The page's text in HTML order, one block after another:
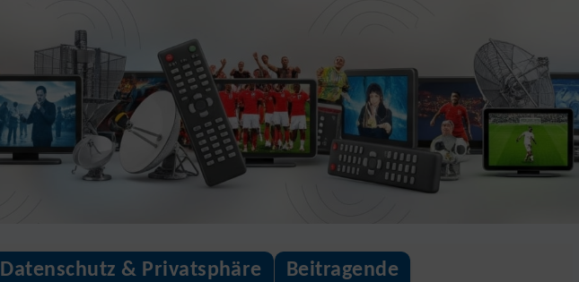
Datenschutz & Privatsphäre
Beitragende